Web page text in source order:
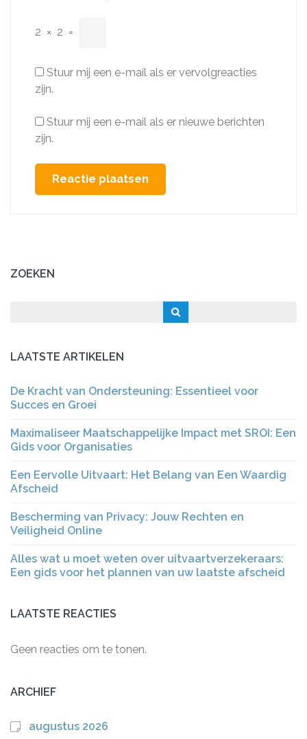
2 × 2 =
Stuur mij een e-mail als er vervolgreacties
zijn.
Stuur mij een e-mail als er nieuwe berichten
zijn.
ZOEKEN
LAATSTE ARTIKELEN
De Kracht van Ondersteuning: Essentieel voor
Succes en Groei
Maximaliseer Maatschappelijke Impact met SROI: Een
Gids voor Organisaties
Een Eervolle Uitvaart: Het Belang van Een Waardig
Afscheid
Bescherming van Privacy: Jouw Rechten en
Veiligheid Online
Alles wat u moet weten over uitvaartverzekeraars:
Een gids voor het plannen van uw laatste afscheid
LAATSTE REACTIES
Geen reacties om te tonen.
ARCHIEF
augustus 2026